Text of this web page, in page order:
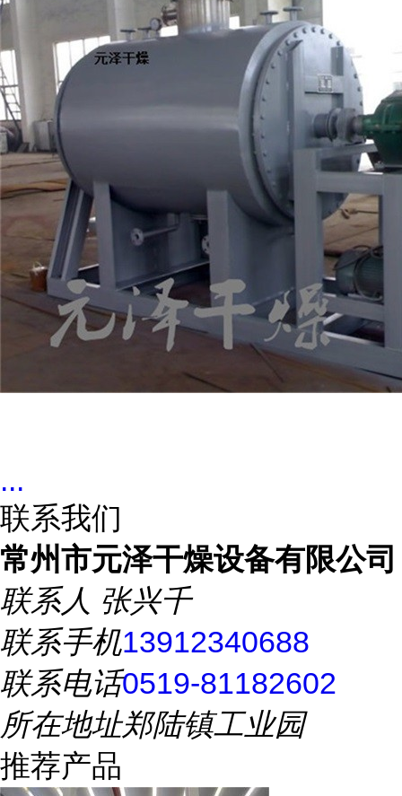
...
联系我们
常州市元泽干燥设备有限公司
联系人 张兴千
联系手机13912340688
联系电话0519-81182602
所在地址郑陆镇工业园
推荐产品